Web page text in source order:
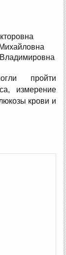
пройти
измерение
крови и